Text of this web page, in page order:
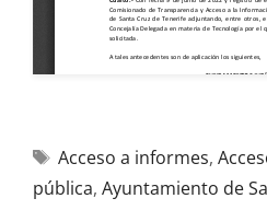
Acceso a informes,
pública, Ayuntamiento de